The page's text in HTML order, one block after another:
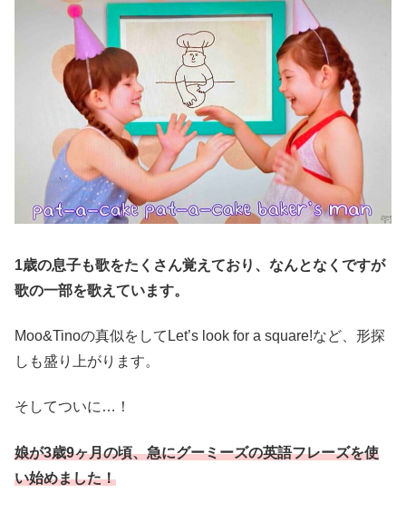
1歳の息子も歌をたくさん覚えており、なんとなくですが
歌の一部を歌えています。
Moo&Tinoの真似をしてLet’s look for a square!など、形探
しも盛り上がります。
そしてついに…！
娘が3歳9ヶ月の頃、急にグーミーズの英語フレーズを使
い始めました！